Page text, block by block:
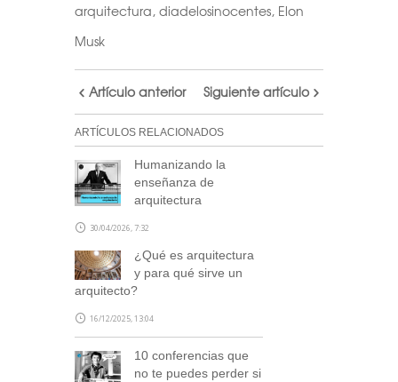
arquitectura, diadelosinocentes, Elon
Musk
Artículo anterior Siguiente artículo
ARTÍCULOS RELACIONADOS
Humanizando la
enseñanza de
arquitectura
30/04/2026, 7:32
¿Qué es arquitectura
y para qué sirve un
arquitecto?
16/12/2025, 13:04
10 conferencias que
no te puedes perder si